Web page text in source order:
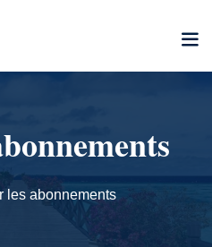
les abonnements